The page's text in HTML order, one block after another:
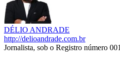
DÉLIO ANDRADE
http://delioandrade.com.br
Jornalista, sob o Registro número